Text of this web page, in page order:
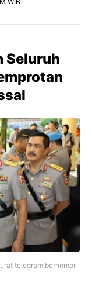
Seluruh
telegram bernomor